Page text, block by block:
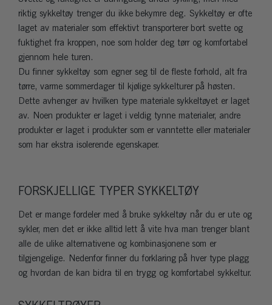
riktig sykkeltøy trenger du ikke bekymre deg. Sykkeltøy er ofte
laget av materialer som effektivt transporterer bort svette og
fuktighet fra kroppen, noe som holder deg tørr og komfortabel
gjennom hele turen.
Du finner sykkeltøy som egner seg til de fleste forhold, alt fra
tørre, varme sommerdager til kjølige sykkelturer på høsten.
Dette avhenger av hvilken type materiale sykkeltøyet er laget
av. Noen produkter er laget i veldig tynne materialer, andre
produkter er laget i produkter som er vanntette eller materialer
som har ekstra isolerende egenskaper.
FORSKJELLIGE TYPER SYKKELTØY
Det er mange fordeler med å bruke sykkeltøy når du er ute og
sykler, men det er ikke alltid lett å vite hva man trenger blant
alle de ulike alternativene og kombinasjonene som er
tilgjengelige. Nedenfor finner du forklaring på hver type plagg
og hvordan de kan bidra til en trygg og komfortabel sykkeltur.